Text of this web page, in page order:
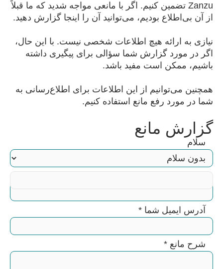
Zanzu تضمین کنیم. اگر با مانعی مواجه شدید که ما قبلاً
از آن بی‌اطلاع بودیم، می‌توانید آن را اینجا گزارش دهید.
نیازی به ارائه هیچ اطلاعات شخصی نیست. با این حال،
اگر در مورد گزارش شما سؤالی برای پیگیری داشته
باشیم، ممکن است مفید باشد.
همچنین می‌توانیم از این اطلاعات برای اطلاع‌رسانی به
شما در مورد رفع مانع استفاده کنیم.
گزارش مانع
سلام
آدرس ایمیل شما *
شرح مانع *